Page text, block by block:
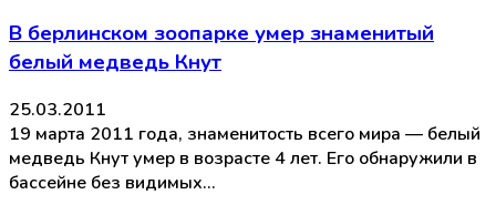
В берлинском зоопарке умер знаменитый
белый медведь Кнут
25.03.2011
19 марта 2011 года, знаменитость всего мира — белый
медведь Кнут умер в возрасте 4 лет. Его обнаружили в
бассейне без видимых…